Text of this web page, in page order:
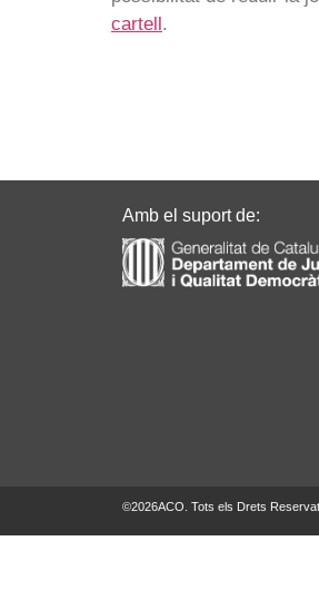
cartell .
Amb el suport de:
©2026ACO. Tots els Drets